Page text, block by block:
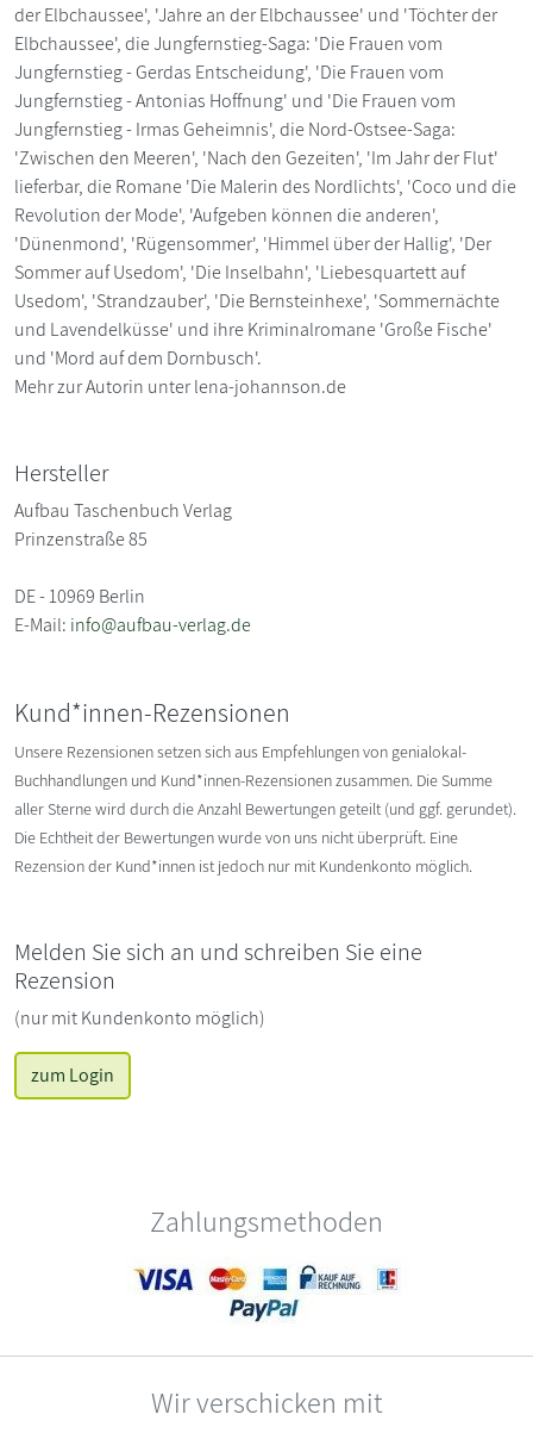
der Elbchaussee', 'Jahre an der Elbchaussee' und 'Töchter der
Elbchaussee', die Jungfernstieg-Saga: 'Die Frauen vom
Jungfernstieg - Gerdas Entscheidung', 'Die Frauen vom
Jungfernstieg - Antonias Hoffnung' und 'Die Frauen vom
Jungfernstieg - Irmas Geheimnis', die Nord-Ostsee-Saga:
'Zwischen den Meeren', 'Nach den Gezeiten', 'Im Jahr der Flut'
lieferbar, die Romane 'Die Malerin des Nordlichts', 'Coco und die
Revolution der Mode', 'Aufgeben können die anderen',
'Dünenmond', 'Rügensommer', 'Himmel über der Hallig', 'Der
Sommer auf Usedom', 'Die Inselbahn', 'Liebesquartett auf
Usedom', 'Strandzauber', 'Die Bernsteinhexe', 'Sommernächte
und Lavendelküsse' und ihre Kriminalromane 'Große Fische'
und 'Mord auf dem Dornbusch'.
Mehr zur Autorin unter lena-johannson.de
Hersteller
Aufbau Taschenbuch Verlag
Prinzenstraße 85
DE - 10969 Berlin
E-Mail: info@aufbau-verlag.de
Kund*innen-Rezensionen
Unsere Rezensionen setzen sich aus Empfehlungen von genialokal-
Buchhandlungen und Kund*innen-Rezensionen zusammen. Die Summe
aller Sterne wird durch die Anzahl Bewertungen geteilt (und ggf. gerundet).
Die Echtheit der Bewertungen wurde von uns nicht überprüft. Eine
Rezension der Kund*innen ist jedoch nur mit Kundenkonto möglich.
Melden Sie sich an und schreiben Sie eine
Rezension
(nur mit Kundenkonto möglich)
zum Login
Zahlungsmethoden
Wir verschicken mit